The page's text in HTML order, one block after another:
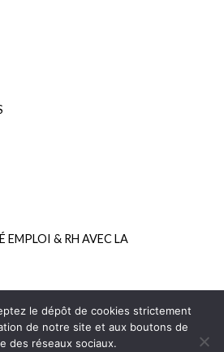
EMPLOI & RH AVEC LA
le dépôt de cookies strictement
de notre site et aux boutons de
des réseaux sociaux.